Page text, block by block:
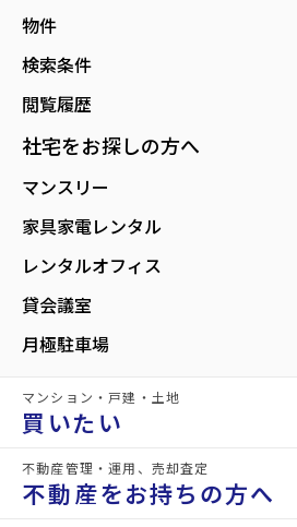
物件
検索条件
閲覧履歴
社宅をお探しの方へ
マンスリー
家具家電レンタル
レンタルオフィス
貸会議室
月極駐車場
マンション・戸建・土地
買いたい
不動産を買いたい方へ
不動産管理・運用、売却査定
不動産をお持ちの方へ
詳細情報
所在地
アクセス
仙山線/北山駅 徒歩9分